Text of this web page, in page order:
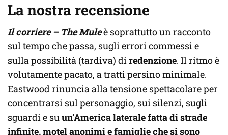
La nostra recensione
Il corriere – The Muleè soprattutto un racconto
sul tempo che passa, sugli errori commessi e
sulla possibilità (tardiva) diredenzione. Il ritmo è
volutamente pacato, a tratti persino minimale.
Eastwood rinuncia alla tensione spettacolare per
concentrarsi sul personaggio, sui silenzi, sugli
sguardi e suun’America laterale fatta di strade
infinite, motel anonimi e famiglie che si sono